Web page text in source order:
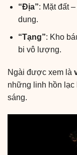
“Địa”: Mặt đất
dung.
“Tạng”: Kho
bi vô lượng.
Ngài được xem là
những linh hồn
sáng.